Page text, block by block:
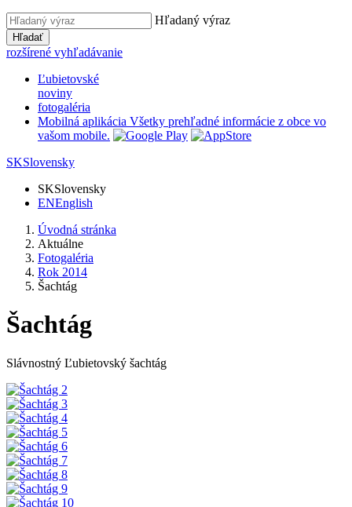
Hľadaný výraz
Hľadať
rozšírené vyhľadávanie
Ľubietovské
noviny
fotogaléria
Mobilná aplikácia Všetky prehľadné informácie z obce vo
vašom mobile.
SKSlovensky
SKSlovensky
ENEnglish
Úvodná stránka
Aktuálne
Fotogaléria
Rok 2014
Šachtág
Šachtág
Slávnostný Ľubietovský šachtág